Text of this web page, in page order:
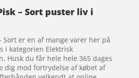
– Sort puster liv i
Sort er en af mange varer her på
i kategorien Elektrisk
Husk du får hele hele 365 dages
dig mod fortrydelse af købet af